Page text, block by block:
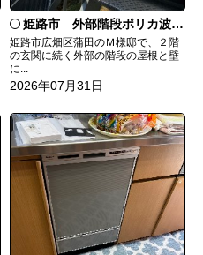
姫路市 外部階段ポリカ波板張替工事
姫路市広畑区蒲田のＭ様邸で、２階
の玄関に続く外部の階段の屋根と壁
に...
2026年07月31日